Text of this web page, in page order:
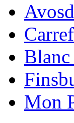
Blanc
Mon